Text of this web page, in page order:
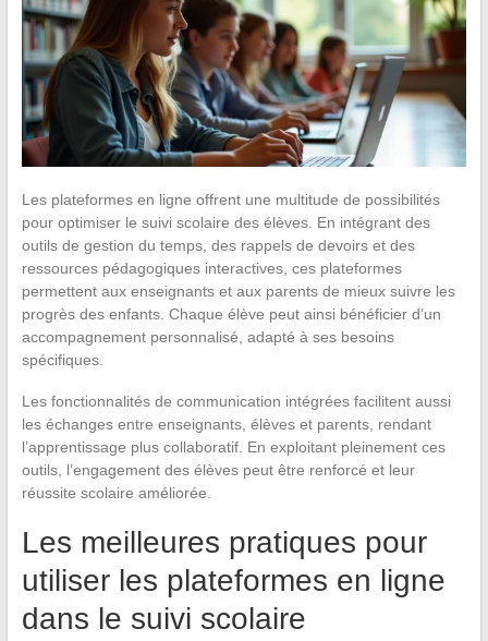
Les plateformes en ligne offrent une multitude de possibilités
pour optimiser le suivi scolaire des élèves. En intégrant des
outils de gestion du temps, des rappels de devoirs et des
ressources pédagogiques interactives, ces plateformes
permettent aux enseignants et aux parents de mieux suivre les
progrès des enfants. Chaque élève peut ainsi bénéficier d’un
accompagnement personnalisé, adapté à ses besoins
spécifiques.
Les fonctionnalités de communication intégrées facilitent aussi
les échanges entre enseignants, élèves et parents, rendant
l’apprentissage plus collaboratif. En exploitant pleinement ces
outils, l’engagement des élèves peut être renforcé et leur
réussite scolaire améliorée.
Les meilleures pratiques pour
utiliser les plateformes en ligne
dans le suivi scolaire